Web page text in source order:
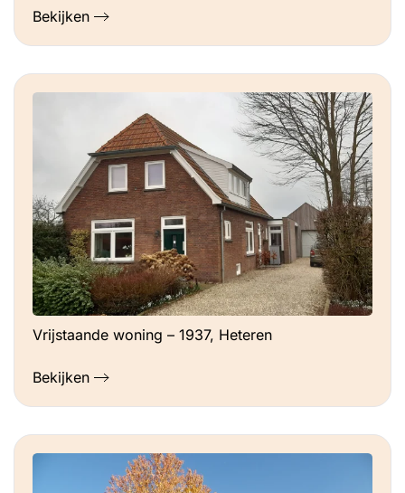
Bekijken
Vrijstaande woning – 1937, Heteren
Bekijken